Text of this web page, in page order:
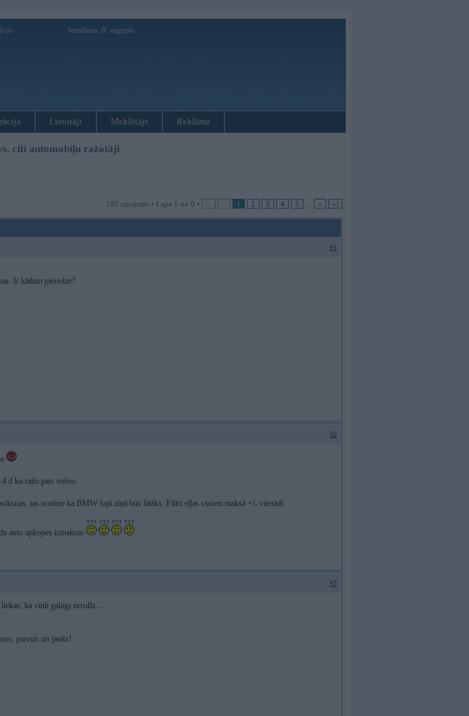
Sestdiena, 8. augusts
Lietotāji Meklētājs Reklāma
citi automobiļu ražotāji
105 ziņojumi • Lapa 1 no 6 • |« « 1 2 3 4 5 » »|
#1
Ir kādam pieredze?
#2
d ko ražo pats volvo.
tas nozīme ka BMW šajā ziņā būs lātāks. Filtri eļļas visiem maksā +/- vienādi.
auto apkopes izmaksas
#3
ka vinh galiigi nerullz....
pareizs un jauks!